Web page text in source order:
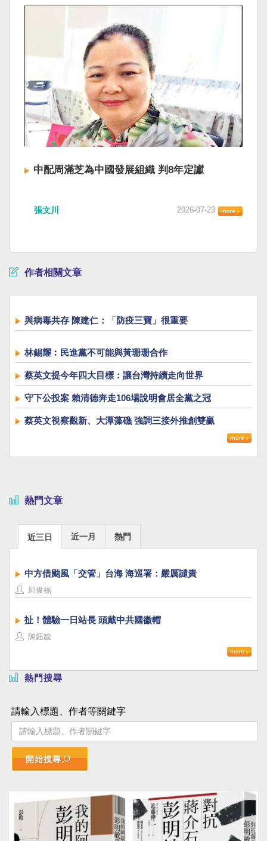
中配周滿芝為中國發展組織 判8年定讞
張文川 2026-07-23
作者相關文章
與病毒共存 陳建仁：「防疫三寶」很重要
林錫耀︰民進黨不可能與黃珊珊合作
蔡英文提今年四大目標：讓台灣持續走向世界
守下公投案 賴清德奔走106場說明會居全黨之冠
蔡英文視察觀新、大潭藻礁 強調三接外推創雙贏
熱門文章
近三日 近一月 熱門
中方借颱風「交管」台海 海巡署：嚴厲譴責
邱俊福
扯！體驗一日站長 頭戴中共國徽帽
陳鈺馥
熱門搜尋
請輸入標題、作者等關鍵字
開始搜尋